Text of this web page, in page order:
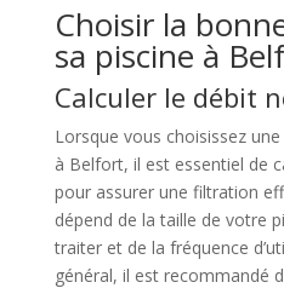
Choisir la
sa piscine à
Calculer le débit
Lorsque vous choisissez
à Belfort, il est essentiel de
pour assurer une filtration
dépend de la taille de votre
traiter et de la fréquence
général, il est recommandé